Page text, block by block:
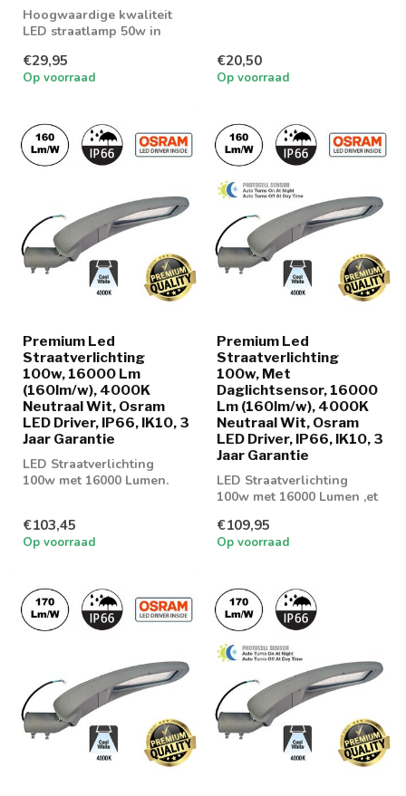
Hoogwaardige kwaliteit
LED straatlamp 50w in
wit
€29,95
Op voorraad
€20,50
Op voorraad
Premium Led
Straatverlichting
100w, 16000 Lm
(160lm/w), 4000K
Neutraal Wit, Osram
LED Driver, IP66, IK10, 3
Jaar Garantie
LED Straatverlichting
100w met 16000 Lumen.
€103,45
Op voorraad
Premium Led
Straatverlichting
100w, Met
Daglichtsensor, 16000
Lm (160lm/w), 4000K
Neutraal Wit, Osram
LED Driver, IP66, IK10, 3
Jaar Garantie
LED Straatverlichting
100w met 16000 Lumen ,et
voor par...
€109,95
Op voorraad